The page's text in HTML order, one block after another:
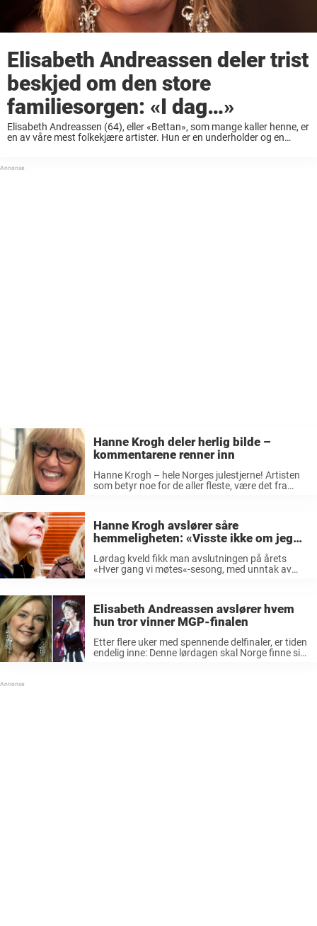
Elisabeth Andreassen deler trist
beskjed om den store
familiesorgen: «I dag…»
Elisabeth Andreassen (64), eller «Bettan», som mange kaller henne, er
en av våre mest folkekjære artister. Hun er en underholder og en
Hanne Krogh deler herlig bilde –
kommentarene renner inn
Hanne Krogh – hele Norges julestjerne! Artisten
som betyr noe for de aller fleste, være det fra
Hanne Krogh avslører såre
hemmeligheten: «Visste ikke om jeg
Lørdag kveld fikk man avslutningen på årets
«Hver gang vi møtes«-sesong, med unntak av
Elisabeth Andreassen avslører hvem
hun tror vinner MGP-finalen
Etter flere uker med spennende delfinaler, er tiden
endelig inne: Denne lørdagen skal Norge finne sitt